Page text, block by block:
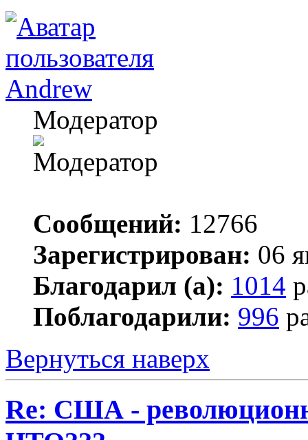
Andrew
Модератор
Сообщений: 12766
Зарегистрирован: 06
Благодарил (а): 1014
Поблагодарили: 996
Вернуться наверх
Re: США -